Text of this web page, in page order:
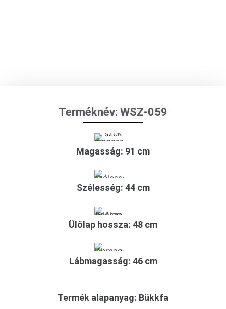
Terméknév: WSZ-059
Magasság: 91 cm
Szélesség: 44 cm
Ülőlap hossza: 48 cm
Lábmagasság: 46 cm
Termék alapanyag: Bükkfa